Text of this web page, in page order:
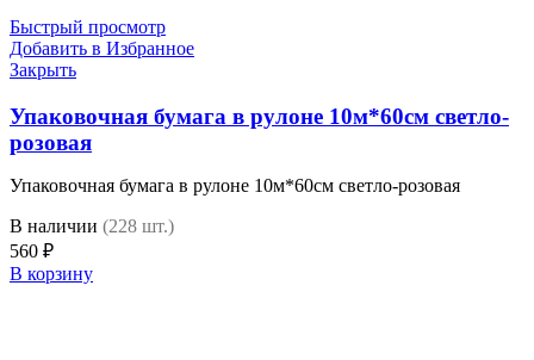
Быстрый просмотр
Добавить в Избранное
Закрыть
Упаковочная бумага в рулоне 10м*60см светло-
розовая
Упаковочная бумага в рулоне 10м*60см светло-розовая
В наличии (228 шт.)
560 ₽
В корзину